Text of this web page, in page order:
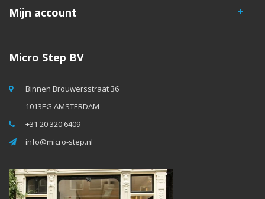
Mijn account
Micro Step BV
Binnen Brouwersstraat 36
1013EG AMSTERDAM
+31 20 320 6409
info@micro-step.nl